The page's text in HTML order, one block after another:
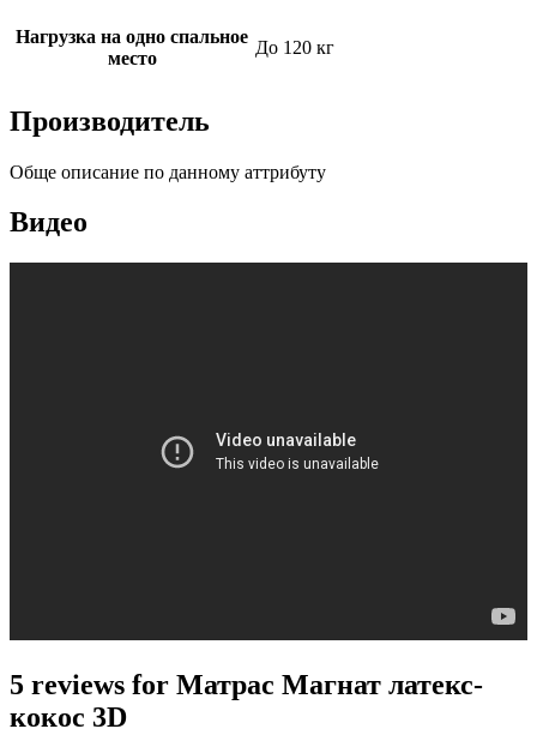
Нагрузка на одно спальное
место
До 120 кг
Производитель
Обще описание по данному аттрибуту
Видео
5 reviews for Матрас Магнат латекс-
кокос 3D